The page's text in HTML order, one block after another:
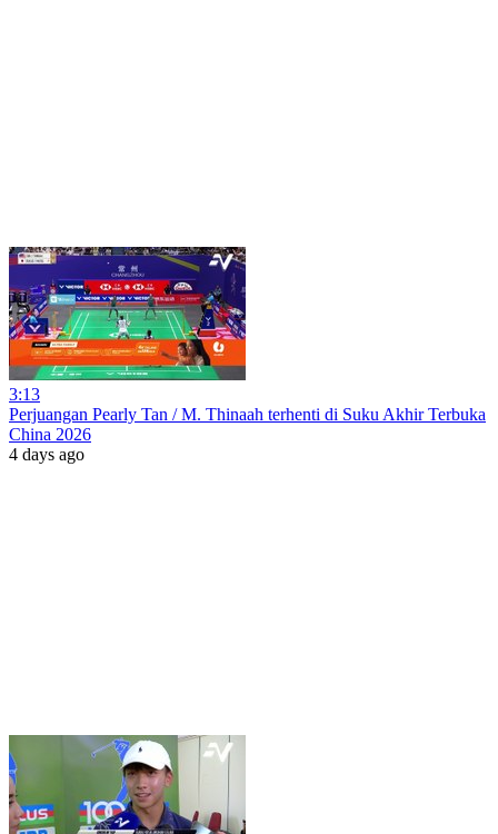
3:13
Perjuangan Pearly Tan / M. Thinaah terhenti di Suku Akhir Terbuka
China 2026
4 days ago